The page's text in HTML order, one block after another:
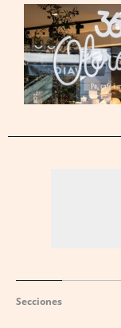
Secciones